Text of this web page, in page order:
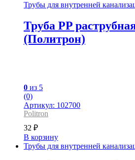
Трубы для внутренней
Труба PP
(Политрон)
0 из 5
(0)
Артикул: 102700
Politron
32 ₽
В корзину
Трубы для внутренней